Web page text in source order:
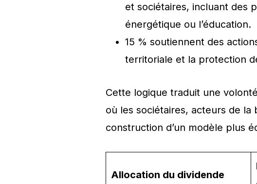
et sociétaires, incluant des
énergétique ou l’éducation.
15 % soutiennent des
territoriale et la protection
Cette logique traduit une
où les sociétaires, acteurs de
construction d’un modèle plus
Allocation du dividende